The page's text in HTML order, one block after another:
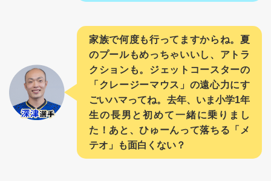
家族で何度も行ってますからね。夏
のプールもめっちゃいいし、アトラ
クションも。ジェットコースターの
「クレージーマウス」の遠心力にす
ごいハマってね。去年、いま小学1年
生の長男と初めて一緒に乗りまし
た！あと、ひゅーんって落ちる「メ
テオ」も面白くない？